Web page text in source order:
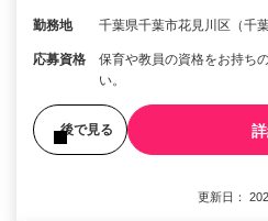
勤務地 千葉県千葉市花見川区（千
応募資格
保育や教員の資格をお持ち
い。
後で見る
更新日：